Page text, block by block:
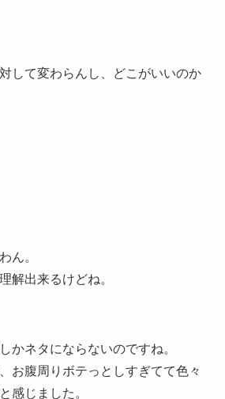
して変わらんし、どこがいいのか
ん。
解出来るけどね。
かネタにならないのですね。
お腹周りボテっとしすぎてて色々
感じました。